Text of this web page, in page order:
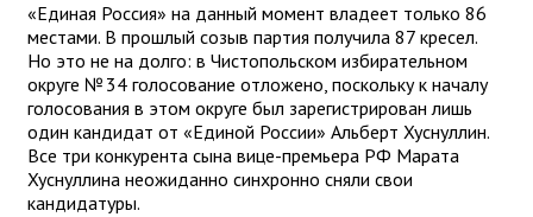
«Единая Россия» на данный момент владеет только 86
местами. В прошлый созыв партия получила 87 кресел.
Но это не на долго: в Чистопольском избирательном
округе № 34 голосование отложено, поскольку к началу
голосования в этом округе был зарегистрирован лишь
один кандидат от «Единой России» Альберт Хуснуллин.
Все три конкурента сына вице-премьера РФ Марата
Хуснуллина неожиданно синхронно сняли свои
кандидатуры.